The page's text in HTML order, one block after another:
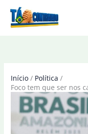
Início
Política
Foco tem que ser nos